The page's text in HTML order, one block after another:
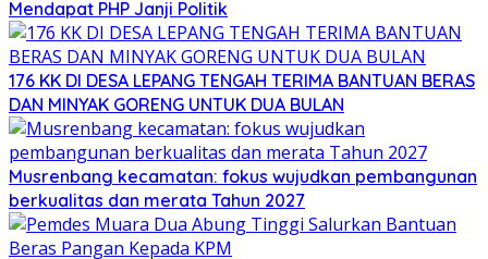
Mendapat PHP Janji Politik
176 KK DI DESA LEPANG TENGAH TERIMA BANTUAN BERAS
DAN MINYAK GORENG UNTUK DUA BULAN
Musrenbang kecamatan: fokus wujudkan pembangunan
berkualitas dan merata Tahun 2027